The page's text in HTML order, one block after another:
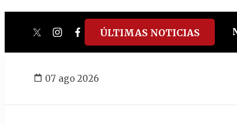
twitterinstagram
facebook
tiktokyoutube
spotify
ÚLTIMAS NOTICIAS
07 ago 2026